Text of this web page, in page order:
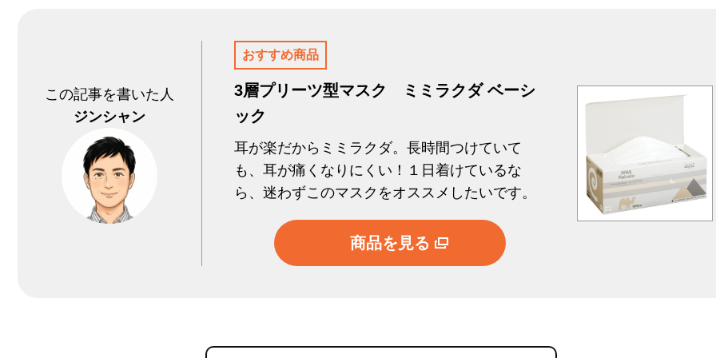
この記事を書いた人
ジンシャン
おすすめ商品
3層プリーツ型マスク ミミラクダ ベーシ
ック
耳が楽だからミミラクダ。長時間つけていて
も、耳が痛くなりにくい！１日着けているな
ら、迷わずこのマスクをオススメしたいです。
商品を見る